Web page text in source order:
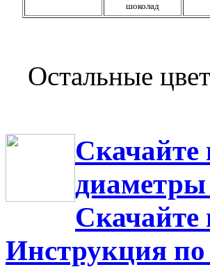
шоколад
Остальные
Скачайте
Скачайте
Инструкция